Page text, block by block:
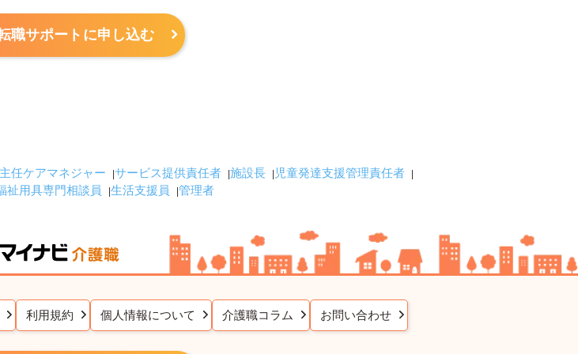
職サポートに申し込む
主任ケアマネジャー サービス提供責任者 施設長
児童発達支援管理責任者
祉用具専門相談員 生活支援員 管理者
利用規約 個人情報について 介護職コラム お問い合わせ